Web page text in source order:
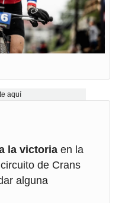
aquí
la victoriaen la
de Crans
alguna